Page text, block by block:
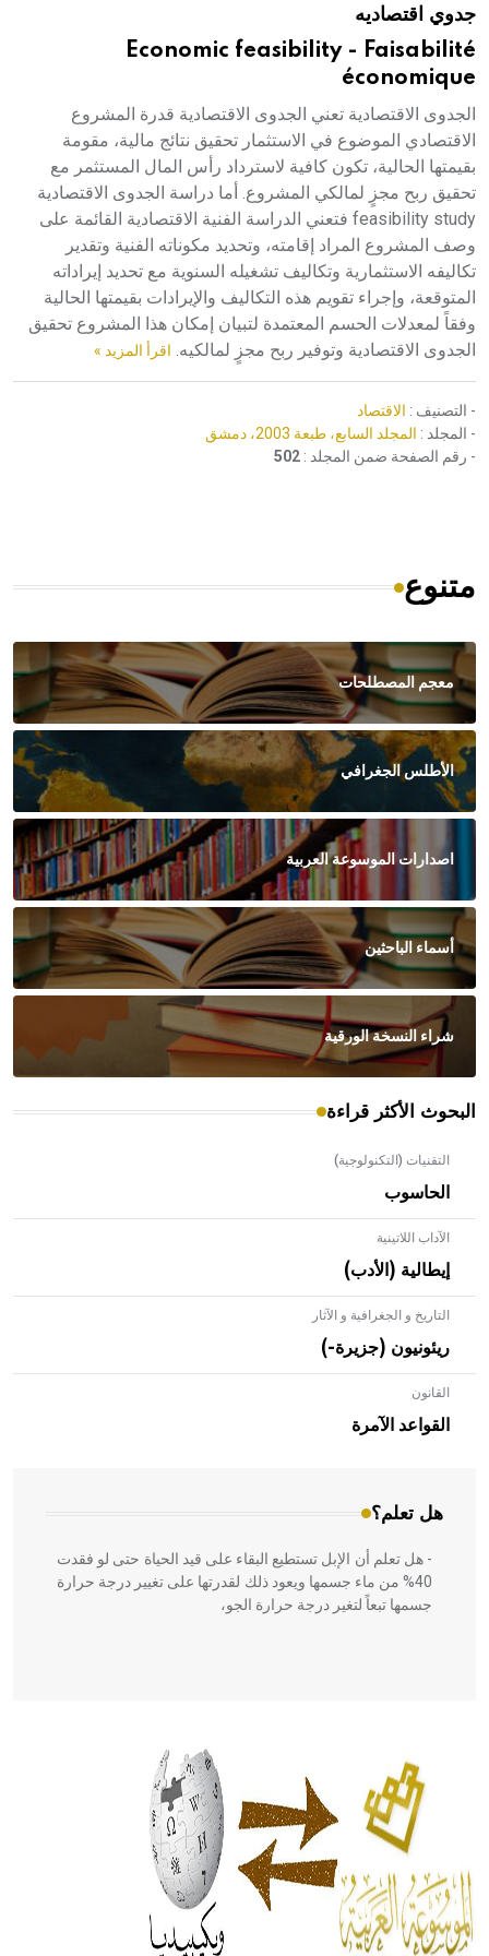
هيئة الموسوعة العربية تطلق موسوعات جديدة في عام 2026جدوي اقتصاديه
Economic feasibility - Faisabilité
économique
الجدوى الاقتصادية تعني الجدوى الاقتصادية قدرة المشروع
الاقتصادي الموضوع في الاستثمار تحقيق نتائج مالية، مقومة
بقيمتها الحالية، تكون كافية لاسترداد رأس المال المستثمر مع
تحقيق ربح مجزٍ لمالكي المشروع. أما دراسة الجدوى الاقتصادية
feasibility study فتعني الدراسة الفنية الاقتصادية القائمة على
وصف المشروع المراد إقامته، وتحديد مكوناته الفنية وتقدير
تكاليفه الاستثمارية وتكاليف تشغيله السنوية مع تحديد إيراداته
المتوقعة، وإجراء تقويم هذه التكاليف والإيرادات بقيمتها الحالية
وفقاً لمعدلات الحسم المعتمدة لتبيان إمكان هذا المشروع تحقيق
الجدوى الاقتصادية وتوفير ربح مجزٍ لمالكيه. اقرأ المزيد »
- التصنيف : الاقتصاد
- المجلد : المجلد السابع، طبعة 2003، دمشق
- رقم الصفحة ضمن المجلد : 502
متنوع
معجم المصطلحات
الأطلس الجغرافي
اصدارات الموسوعة العربية
أسماء الباحثين
شراء النسخة الورقية
البحوث الأكثر قراءة
التقنيات (التكنولوجية)
الحاسوب
الآداب اللاتينية
إيطالية (الأدب)
التاريخ و الجغرافية و الآثار
ريئونيون (جزيرة-)
القانون
القواعد الآمرة
هل تعلم؟
- هل تعلم أن الأبلق نوع من الفنون الهندسية التي ارتبطت
بالعمارة الإسلامية في بلاد الشام ومصر خاصة، حيث يحرص
المعمار على بناء مداميكه وخاصة في الواجهات
- هل تعلم أن الإبل تستطيع البقاء على قيد الحياة حتى لو فقدت
40% من ماء جسمها ويعود ذلك لقدرتها على تغيير درجة حرارة
جسمها تبعاً لتغير درجة حرارة الجو،
الحكم، الأدلة، تنظيم التغذية، ورسالته في جروح الرأس. ويعود
له الفضل بأنه حرر الطب من الدين والفلسفة.
- هل تعلم أن المرجان إفراز حيواني يتكون في البحر ويتركب
من مادة كربونات الكلسيوم، وهو أحمر أو شديد الحمرة وهو
أجود أنواعه، ويمتاز بكبر الحجم ويسمى الش